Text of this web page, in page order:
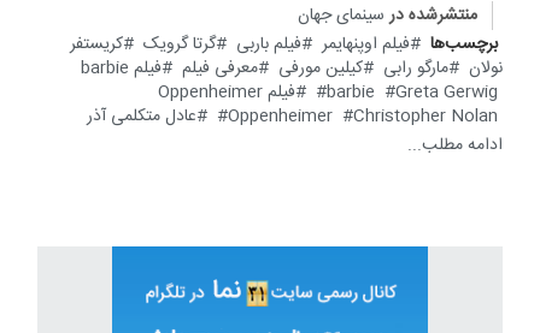
منتشرشده در سینمای جهان
برچسب‌ها
فیلم اوپنهایمر فیلم باربی گرتا گرویک
کریستفر
نولان
مارگو رابی کیلین مورفی معرفی فیلم
فیلم barbie
barbie
Greta Gerwig
فیلم Oppenheimer
Oppenheimer
Christopher Nolan
عادل متکلمی آذر
ادامه مطلب...